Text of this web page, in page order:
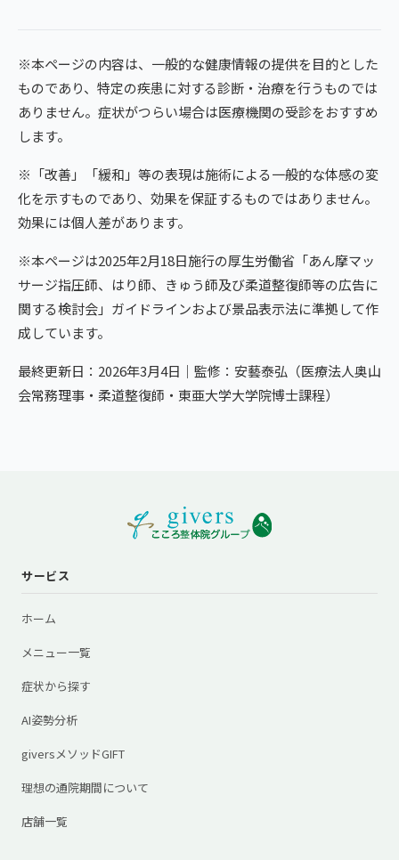
※本ページの内容は、一般的な健康情報の提供を目的とした
ものであり、特定の疾患に対する診断・治療を行うものでは
ありません。症状がつらい場合は医療機関の受診をおすすめ
します。
※「改善」「緩和」等の表現は施術による一般的な体感の変
化を示すものであり、効果を保証するものではありません。
効果には個人差があります。
※本ページは2025年2月18日施行の厚生労働省「あん摩マッ
サージ指圧師、はり師、きゅう師及び柔道整復師等の広告に
関する検討会」ガイドラインおよび景品表示法に準拠して作
成しています。
最終更新日：2026年3月4日｜監修：安藝泰弘（医療法人奥山
会常務理事・柔道整復師・東亜大学大学院博士課程）
サービス
ホーム
メニュー一覧
症状から探す
AI姿勢分析
giversメソッドGIFT
理想の通院期間について
店舗一覧